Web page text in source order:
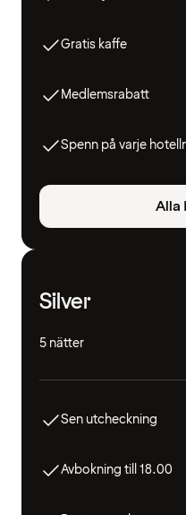
Gratis kaffe
Medlemsrabatt
Spenn på varje
Alla
Silver
5 nätter
Sen utcheckning
Avbokning till 18.00